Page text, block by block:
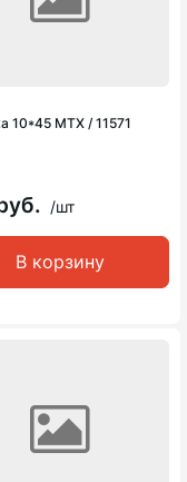
10*45 MTX / 11571
/шт
В корзину